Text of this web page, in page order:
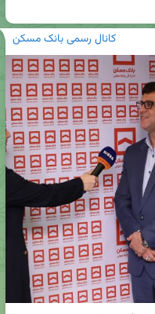
کانال رسمی بانک مسکن